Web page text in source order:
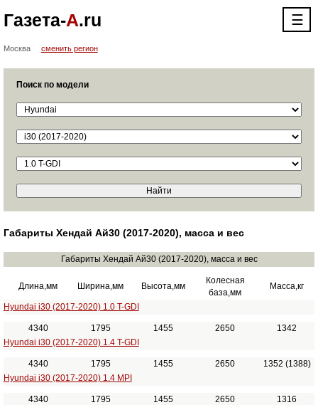
Газета-А.ru ☰
Москва сменить регион
Поиск по модели
Габариты Хендай Ай30 (2017-2020), масса и вес
Габариты Хендай Ай30 (2017-2020), масса и вес
Длина,мм Ширина,мм Высота,мм
Колесная
база,мм
Масса,кг
Hyundai i30 (2017-2020) 1.0 T-GDI
4340 1795 1455 2650
1342
Hyundai i30 (2017-2020) 1.4 T-GDI
4340 1795 1455 2650
1352 (1388)
Hyundai i30 (2017-2020) 1.4 MPI
4340 1795 1455 2650
1316